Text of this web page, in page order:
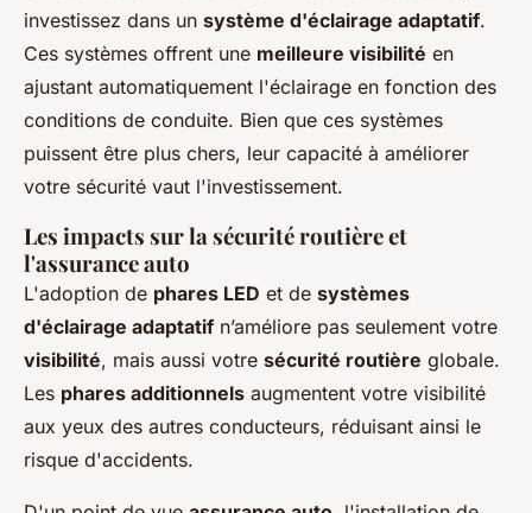
investissez dans un système d'éclairage adaptatif.
Ces systèmes offrent une meilleure visibilité en
ajustant automatiquement l'éclairage en fonction des
conditions de conduite. Bien que ces systèmes
puissent être plus chers, leur capacité à améliorer
votre sécurité vaut l'investissement.
Les impacts sur la sécurité routière et
l'assurance auto
L'adoption de phares LED et de systèmes
d'éclairage adaptatif n’améliore pas seulement votre
visibilité, mais aussi votre sécurité routière globale.
Les phares additionnels augmentent votre visibilité
aux yeux des autres conducteurs, réduisant ainsi le
risque d'accidents.